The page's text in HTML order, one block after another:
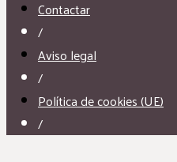
Contactar
/
Aviso legal
/
Política de cookies (UE)
/